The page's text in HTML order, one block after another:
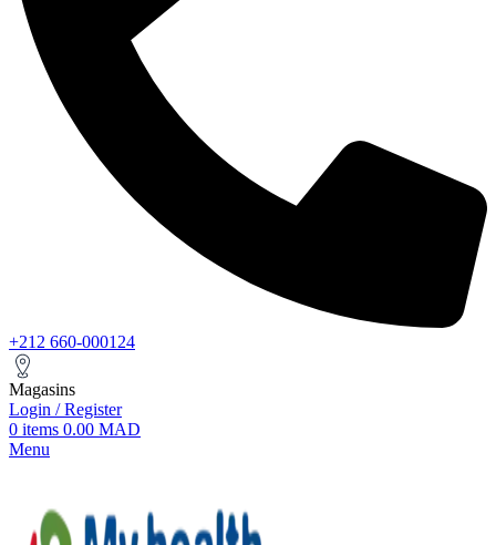
+212 660-000124
Magasins
Login / Register
0 items 0.00 MAD
Menu